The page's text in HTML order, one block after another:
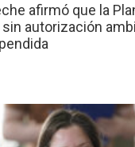
afirmó que la
autorización